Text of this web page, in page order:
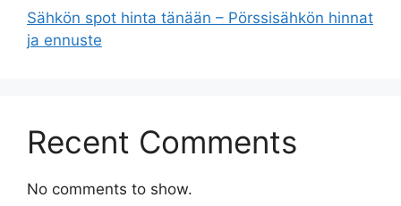
Sähkön spot hinta tänään – Pörssisähkön hinnat
ja ennuste
Recent Comments
No comments to show.